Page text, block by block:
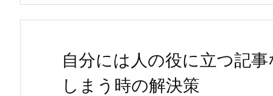
自分には人の役に立つ記
しまう時の解決策